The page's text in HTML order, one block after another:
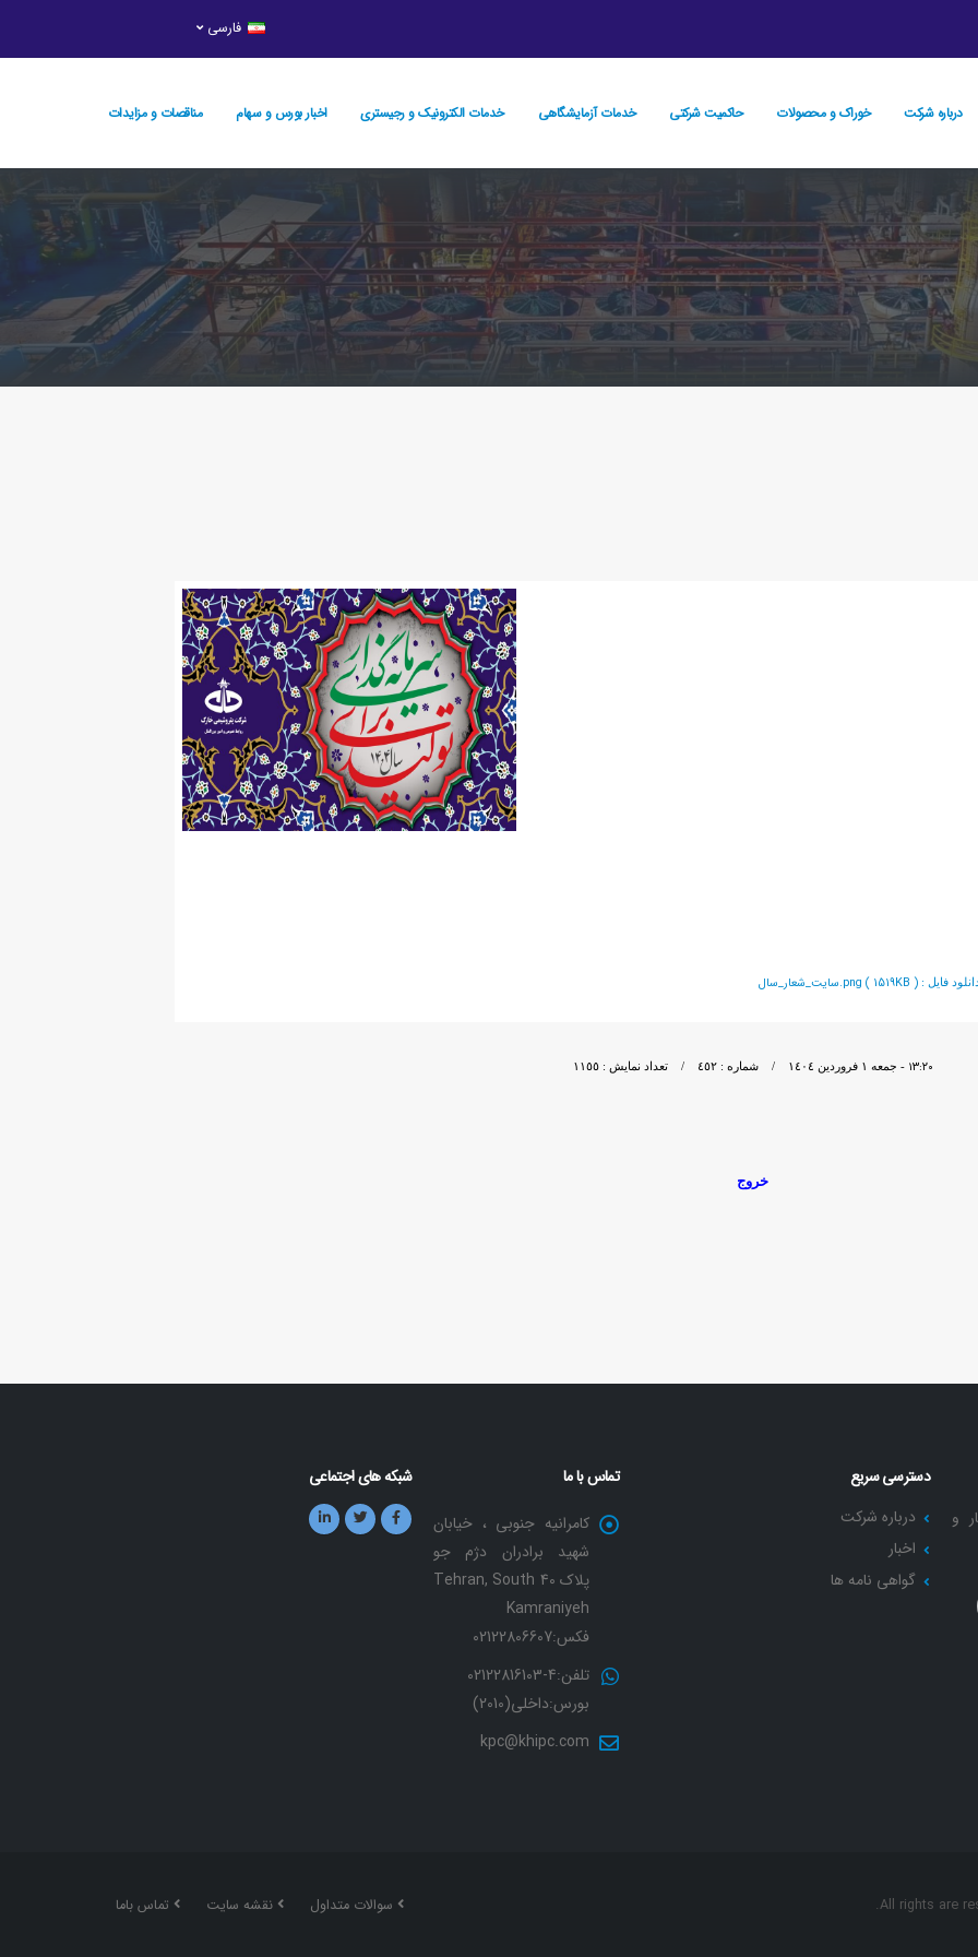
فارسی
درباره شرکت خوراک و محصولات حاكميت شركتي خدمات آزمایشگاهی خدمات الکترونیک و رجيستري اخبار بورس و سهام مناقصات و مزایدات
فايل :سایت_شعار_سال.png ( 1519KB )
١٣:٢٠ - جمعه ١ فروردين ١٤٠٤ / شماره : ٤٥٢ / تعداد نمایش : ١١٥٥
خروج
و
دسترسی سریع
درباره شرکت
اخبار
گواهی نامه ها
تماس با ما
کامرانیه جنوبی ، خیابان
شهید برادران دژم جو
پلاک 40 Tehran, South
Kamraniyeh
فکس:02122806607
تلفن:4-02122816103
بورس:داخلی(2010)
kpc@khipc.com
شبکه های اجتماعی
سوالات متداول نقشه سایت تماس باما